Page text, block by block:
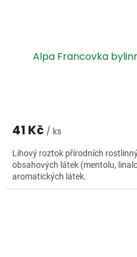
Alpa Francovka
41 Kč / ks
Lihový roztok přírodních
obsahových látek (mentolu,
aromatických látek.